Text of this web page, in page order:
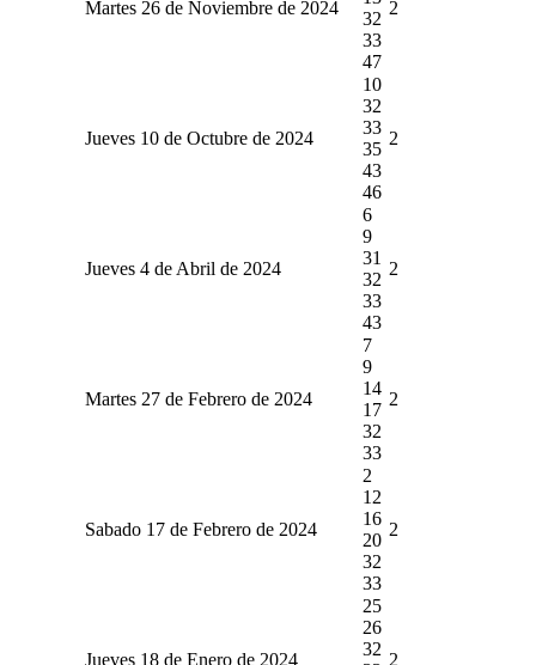
Martes 26 de Noviembre de 2024
32
33
47
2
Jueves 10 de Octubre de 2024
10
32
33
35
43
46
2
Jueves 4 de Abril de 2024
6
9
31
32
33
43
2
Martes 27 de Febrero de 2024
7
9
14
17
32
33
2
Sabado 17 de Febrero de 2024
2
12
16
20
32
33
2
Jueves 18 de Enero de 2024
25
26
32
2